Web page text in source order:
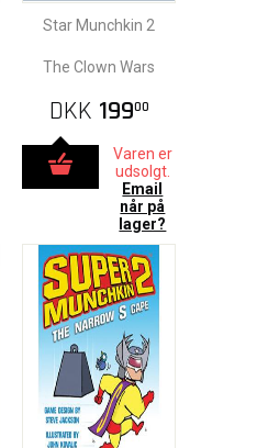
Star Munchkin 2
The Clown Wars
DKK 19900
Varen er
udsolgt.
Email
når på
lager?